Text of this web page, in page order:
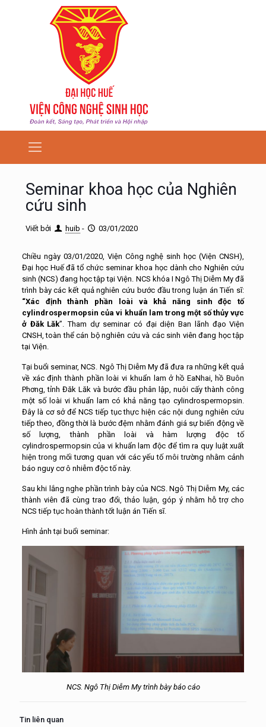
Seminar khoa học của Nghiên
cứu sinh
Viết bởi huib - 03/01/2020
Chiều ngày 03/01/2020, Viện Công nghệ sinh học (Viện CNSH),
Đại học Huế đã tổ chức seminar khoa học dành cho Nghiên cứu
sinh (NCS) đang học tập tại Viện. NCS khóa I Ngô Thị Diễm My đã
trình bày các kết quả nghiên cứu bước đầu trong luận án Tiến sĩ:
“Xác định thành phần loài và khả năng sinh độc tố
cylindrospermopsin của vi khuẩn lam trong một số thủy vực
ở Đăk Lăk”. Tham dự seminar có đại diện Ban lãnh đạo Viện
CNSH, toàn thể cán bộ nghiên cứu và các sinh viên đang học tập
tại Viện.
Tại buổi seminar, NCS. Ngô Thị Diễm My đã đưa ra những kết quả
về xác định thành phần loài vi khuẩn lam ở hồ EaNhai, hồ Buôn
Phơng, tỉnh Đăk Lăk và bước đầu phân lập, nuôi cấy thành công
một số loài vi khuẩn lam có khả năng tạo cylindrospermopsin.
Đây là cơ sở để NCS tiếp tục thực hiện các nội dung nghiên cứu
tiếp theo, đồng thời là bước đệm nhằm đánh giá sự biến động về
số lượng, thành phần loài và hàm lượng độc tố
cylindrospermopsin của vi khuẩn lam độc để tìm ra quy luật xuất
hiện trong mối tương quan với các yếu tố môi trường nhằm cảnh
báo nguy cơ ô nhiễm độc tố này.
Sau khi lắng nghe phần trình bày của NCS. Ngô Thị Diễm My, các
thành viên đã cùng trao đổi, thảo luận, góp ý nhằm hỗ trợ cho
NCS tiếp tục hoàn thành tốt luận án Tiến sĩ.
Hình ảnh tại buổi seminar:
NCS. Ngô Thị Diễm My trình bày báo cáo
Tin liên quan